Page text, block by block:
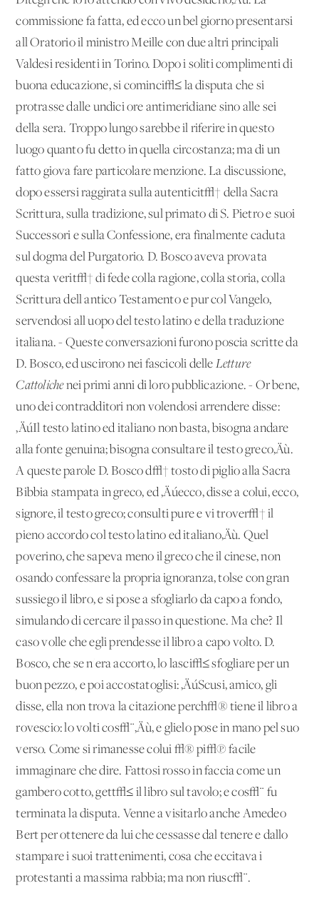
commissione fa fatta, ed ecco un bel giorno presentarsi
all'Oratorio il ministro Meille con due altri principali
Valdesi residenti in Torino. Dopo i soliti complimenti di
buona educazione, si cominci√≤ la disputa che si
protrasse dalle undici ore antimeridiane sino alle sei
della sera. Troppo lungo sarebbe il riferire in questo
luogo quanto fu detto in quella circostanza; ma di un
fatto giova fare particolare menzione. La discussione,
dopo essersi raggirata sulla autenticit√† della Sacra
Scrittura, sulla tradizione, sul primato di S. Pietro e suoi
Successori e sulla Confessione, era finalmente caduta
sul dogma del Purgatorio. D. Bosco aveva provata
questa verit√† di fede colla ragione, colla storia, colla
Scrittura dell'antico Testamento e pur col Vangelo,
servendosi all'uopo del testo latino e della traduzione
italiana. - Queste conversazioni furono poscia scritte da
D. Bosco, ed uscirono nei fascicoli delle Letture
Cattolichenei primi anni di loro pubblicazione. - Or bene,
uno dei contradditori non volendosi arrendere disse:
‚ÄúIl testo latino ed italiano non basta, bisogna andare
alla fonte genuina; bisogna consultare il testo greco‚Äù.
A queste parole D. Bosco d√† tosto di piglio alla Sacra
Bibbia stampata in greco, ed ‚Äúecco, disse a colui, ecco,
signore, il testo greco; consulti pure e vi trover√† il
pieno accordo col testo latino ed italiano‚Äù. Quel
poverino, che sapeva meno il greco che il cinese, non
osando confessare la propria ignoranza, tolse con gran
sussiego il libro, e si pose a sfogliarlo da capo a fondo,
simulando di cercare il passo in questione. Ma che? Il
caso volle che egli prendesse il libro a capo volto. D.
Bosco, che se n'era accorto, lo lasci√≤ sfogliare per un
buon pezzo, e poi accostatoglisi: ‚ÄúScusi, amico, gli
disse, ella non trova la citazione perch√® tiene il libro a
rovescio: lo volti cos√¨‚Äù, e glielo pose in mano pel suo
verso. Come si rimanesse colui √® pi√π facile
immaginare che dire. Fattosi rosso in faccia come un
gambero cotto, gett√≤ il libro sul tavolo; e cos√¨ fu
terminata la disputa. Venne a visitarlo anche Amedeo
Bert per ottenere da lui che cessasse dal tenere e dallo
stampare i suoi trattenimenti, cosa che eccitava i
protestanti a massima rabbia; ma non riusc√¨.